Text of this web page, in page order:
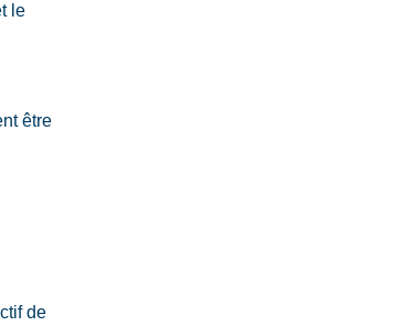
le
être
de